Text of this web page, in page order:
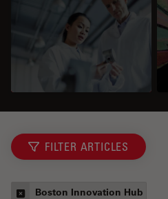
FILTER ARTICLES
Boston Innovation Hub